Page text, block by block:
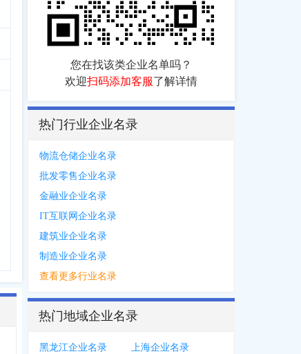
您在找该类企业名单吗？
欢迎扫码添加客服了解详情
热门行业企业名录
物流仓储企业名录
批发零售企业名录
金融业企业名录
IT互联网企业名录
建筑业企业名录
制造业企业名录
查看更多行业名录
热门地域企业名录
黑龙江企业名录
上海企业名录